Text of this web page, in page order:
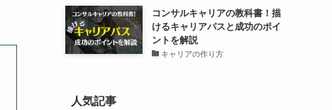
コンサルキャリアの教科書！描
けるキャリアパスと成功のポイ
ントを解説
キャリアの作り方
人気記事